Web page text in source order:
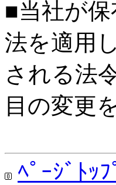
■当社が
法を適用
される法
目の変更
ﾍﾟｰｼﾞﾄｯ